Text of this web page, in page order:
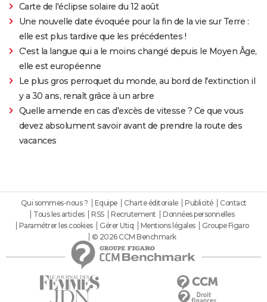
Carte de l'éclipse solaire du 12 août
Une nouvelle date évoquée pour la fin de la vie sur Terre :
elle est plus tardive que les précédentes !
C'est la langue qui a le moins changé depuis le Moyen Âge,
elle est européenne
Le plus gros perroquet du monde, au bord de l'extinction il
y a 30 ans, renaît grâce à un arbre
Quelle amende en cas d'excès de vitesse ? Ce que vous
devez absolument savoir avant de prendre la route des
vacances
Qui sommes-nous ? Equipe Charte éditoriale Publicité
Contact
Tous les articles
RSS Recrutement
Données personnelles
Paramétrer les cookies
Gérer Utiq Mentions légales
Groupe Figaro
© 2026 CCM Benchmark